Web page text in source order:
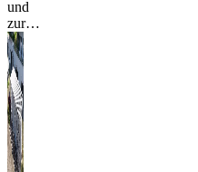
und
zur…